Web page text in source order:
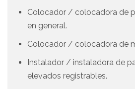
Colocador / colocadora de
en general.
Colocador / colocadora de
Instalador / instaladora de
elevados registrables.